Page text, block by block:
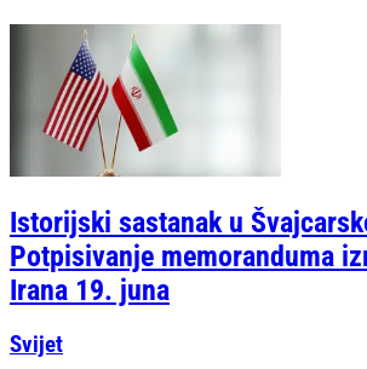
Istorijski sastanak u
Potpisivanje memoranduma
Irana 19. juna
Svijet